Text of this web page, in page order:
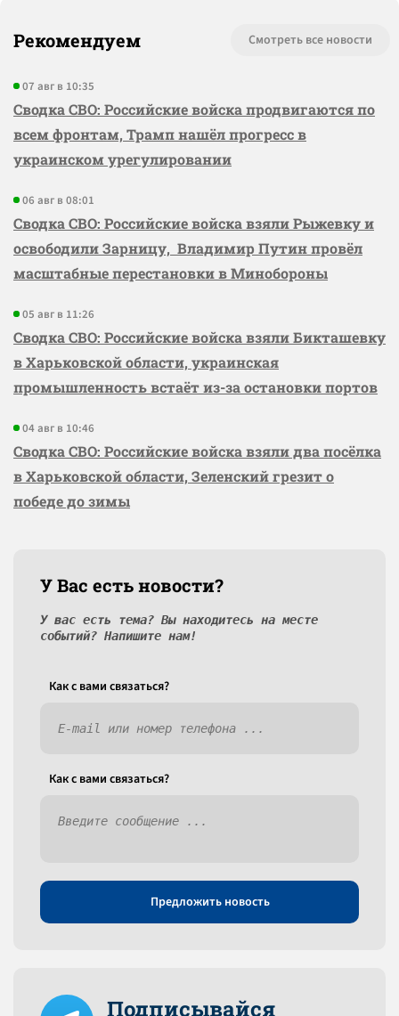
Рекомендуем Смотреть все новости
07 авг в 10:35
Сводка СВО: Российские войска продвигаются по
всем фронтам, Трамп нашёл прогресс в
украинском урегулировании
06 авг в 08:01
Сводка СВО: Российские войска взяли Рыжевку и
освободили Зарницу, Владимир Путин провёл
масштабные перестановки в Минобороны
05 авг в 11:26
Сводка СВО: Российские войска взяли Бикташевку
в Харьковской области, украинская
промышленность встаёт из-за остановки портов
04 авг в 10:46
Сводка СВО: Российские войска взяли два посёлка
в Харьковской области, Зеленский грезит о
победе до зимы
У Вас есть новости?
У вас есть тема? Вы находитесь на месте
событий? Напишите нам!
Как c вами связаться?
Как c вами связаться?
Предложить новость
Подписывайся